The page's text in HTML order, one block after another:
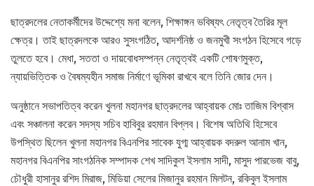
ছাত্রদলের নেতাকর্মীদের উদ্দেশ্যে মনা বলেন, শিক্ষাঙ্গন ভবিষ্যৎ নেতৃত্ব তৈরির মূল
ক্ষেত্র। তাই ছাত্রদলকে আরও সুসংগঠিত, আদর্শনিষ্ঠ ও জনমুখী সংগঠন হিসেবে গড়ে
তুলতে হবে। মেধা, সততা ও দায়বোধসম্পন্ন নেতৃত্বই একটি শোষণমুক্ত,
ন্যায়ভিত্তিক ও বৈষম্যহীন সমাজ নির্মাণে ভূমিকা রাখবে বলে তিনি জোর দেন।
অনুষ্ঠানে সভাপতিত্ব করেন খুলনা মহানগর ছাত্রদলের আহ্বায়ক মোঃ তাজিম বিশ্বাস
এবং সঞ্চালনা করেন সদস্য সচিব হাবিবুর রহমান বিপ্লব। বিশেষ অতিথি হিসেবে
উপস্থিত ছিলেন খুলনা মহানগর বিএনপির সাবেক যুগ্ম আহ্বায়ক বদরুল আনাম খান,
মহানগর বিএনপির সাংগঠনিক সম্পাদক শেখ সাদিকুল ইসলাম সাদী, মাসুদ পারভেজ বাবু,
চৌধুরী হাসানুর রশিদ মিরাজ, মিডিয়া সেলের মিজানুর রহমান মিলটন, রকিবুল ইসলাম